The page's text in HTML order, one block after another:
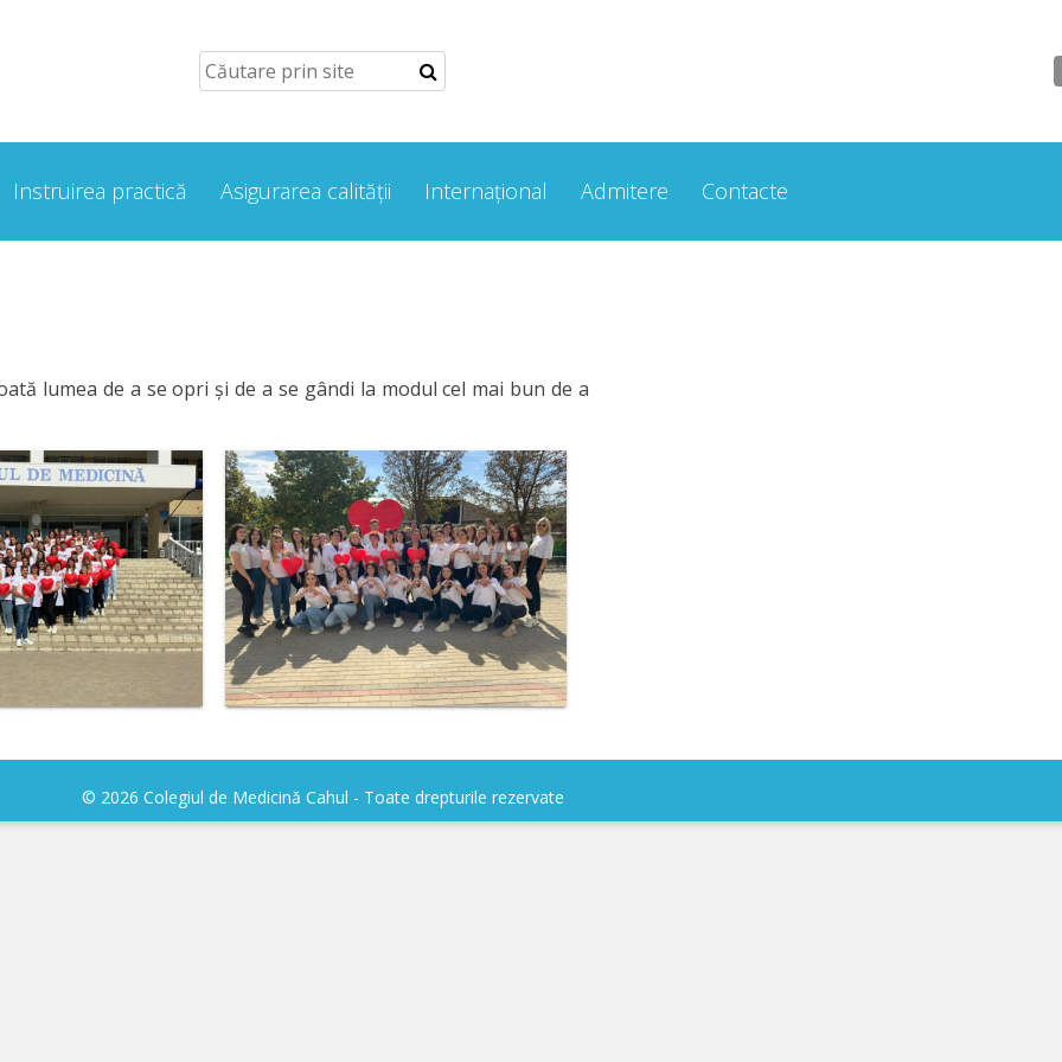
Instruirea practică Asigurarea calității Internațional Admitere Contacte
lumea de a se opri și de a se gândi la modul cel mai bun de a
© 2026 Colegiul de Medicină Cahul - Toate drepturile rezervate